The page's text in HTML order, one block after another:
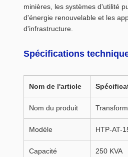
minières, les systèmes d'utilité
d'énergie renouvelable et les
d'infrastructure.
Spécifications
Nom de l'article
Nom du produit
Modèle HTP-AT-
Capacité
250 KVA